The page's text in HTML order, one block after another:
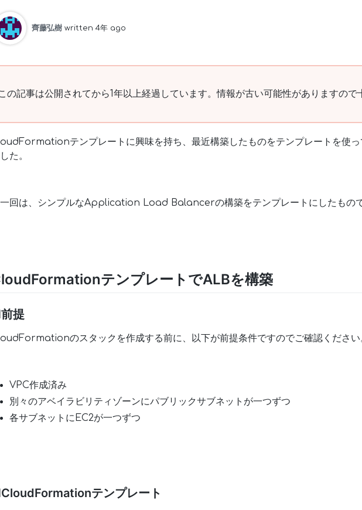
齊藤弘樹 written 4年 ago
の記事は公開されてから1年以上経過しています。情報が古い可能性がありますので
テンプレートに興味を持ち、最近構築したものをテンプレートを使っ
た。
回は、シンプルなApplication Load Balancerの構築をテンプレートにしたもので
テンプレートでALBを構築
提
のスタックを作成する前に、以下が前提条件ですのでご確認ください
VPC作成済み
別々のアベイラビリティゾーンにパブリックサブネットが一つずつ
各サブネットにEC2が一つずつ
テンプレート